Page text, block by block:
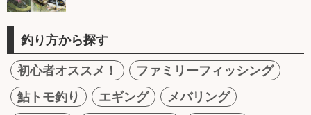
釣り方から探す
初心者オススメ！
ファミリーフィッシング
鮎トモ釣り
エギング
メバリング